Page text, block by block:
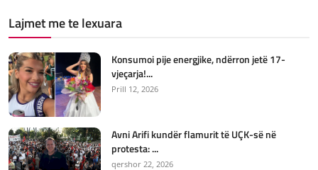
Lajmet me te lexuara
Konsumoi pije energjike, ndërron jetë 17-
vjeçarja!...
Prill 12, 2026
Avni Arifi kundër flamurit të UÇK-së në
protesta: ...
qershor 22, 2026